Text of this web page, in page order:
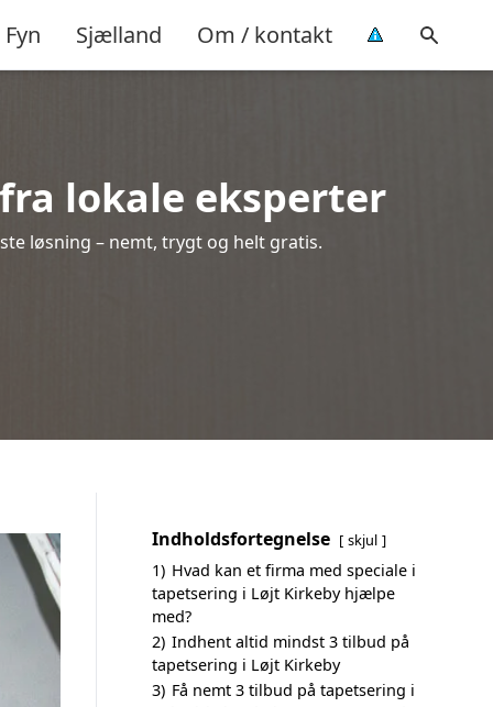
Fyn Sjælland Om / kontakt
lokale eksperter
løsning – nemt, trygt og helt gratis.
Indholdsfortegnelse skjul
1) Hvad kan et firma med speciale i
tapetsering i Løjt Kirkeby hjælpe
med?
2) Indhent altid mindst 3 tilbud på
tapetsering i Løjt Kirkeby
3) Få nemt 3 tilbud på tapetsering i